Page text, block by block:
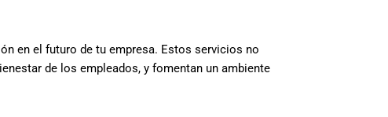
en el futuro de tu empresa. Estos servicios no
de los empleados, y fomentan un ambiente